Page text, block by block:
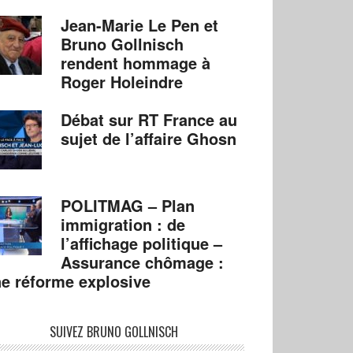
Jean-Marie Le Pen et
Bruno Gollnisch
rendent hommage à
Roger Holeindre
Débat sur RT France au
sujet de l’affaire Ghosn
POLITMAG – Plan
immigration : de
l’affichage politique –
Assurance chômage :
réforme explosive
SUIVEZ BRUNO GOLLNISCH